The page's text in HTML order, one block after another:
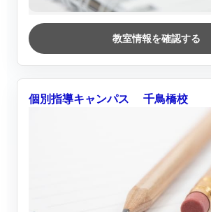
教室情報を確認する
個別指導キャンパス 千鳥橋校